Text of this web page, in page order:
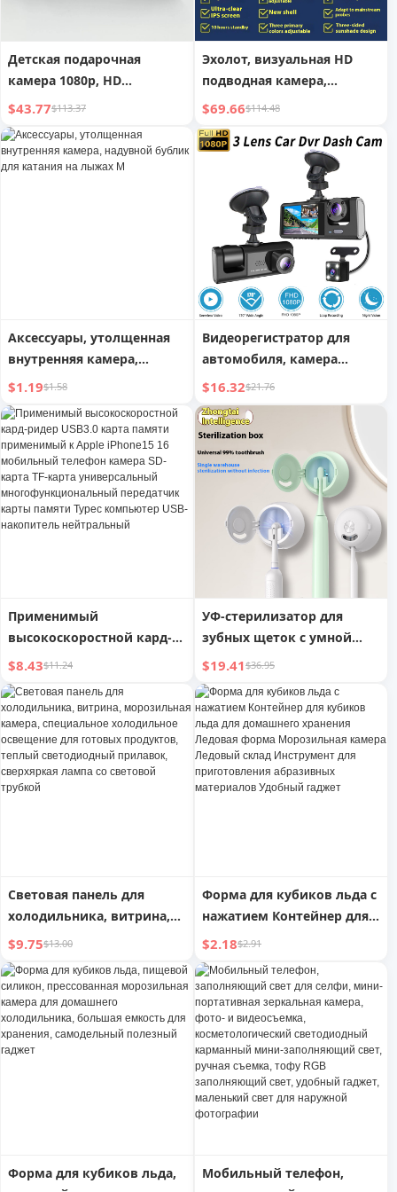
Детская подарочная
камера 1080p, HD
цифровая камера с 16
миллионами пикселей
$43.77$113.37
Эхолот, визуальная HD
подводная камера,
рыболовный дисплей,
подледного лова и поиска
рыбных мест в мутной
$69.66$114.48
Аксессуары, утолщенная
внутренняя камера,
надувной бублик для
катания на лыжах M
$1.19$1.58
Видеорегистратор для
автомобиля, камера
безопасности.
Компактный
видеорегистратор 2-
дюймовый экран передняя
и внутренняя двойная
камера автомобиля 1080P
с WDR, ночным видением,
G-сенсором
автоблокировки,
циклической записью с
картой 32 ГБ
$16.32$21.76
Применимый
высокоскоростной кард-
ридер USB3.0 карта
памяти применимый к
Apple iPhone15 16
мобильный телефон
камера SD-карта TF-карта
универсальный
многофункциональный
$8.43$11.24
УФ-стерилизатор для
зубных щеток с умной
зарядкой, портативная
стерилизующая камера,
интегрированный
держатель для
электрических зубных
щеток с настенным
креплением
$19.41$36.95
Световая панель для
холодильника, витрина,
морозильная камера,
специальное холодильное
освещение для готовых
продуктов, теплый
светодиодный прилавок,
сверхяркая лампа со
$9.75$13.00
Форма для кубиков льда с
нажатием Контейнер для
кубиков льда для
домашнего хранения
Ледовая форма
Морозильная камера
Ледовый склад
Инструмент для
приготовления
абразивных материалов
Удобный гаджет
$2.18$2.91
Форма для кубиков льда,
Мобильный телефон,